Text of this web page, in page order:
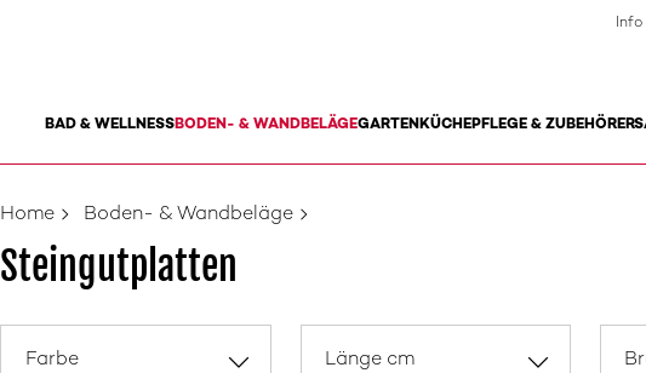
BAD & WELLNESSBODEN- & WANDBELÄGEGARTENKÜCHEPFLEGE & ZUBEHÖR
Info
Home Boden- & Wandbeläge
Steingutplatten
Farbe Länge cm